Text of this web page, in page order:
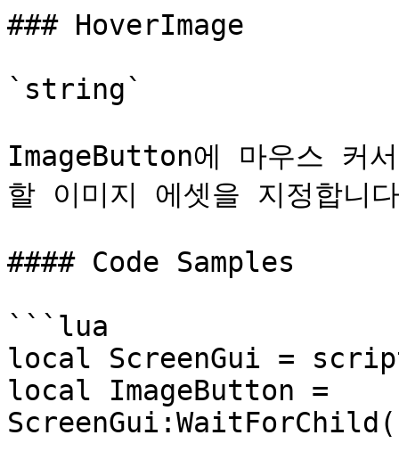
### HoverImage
`string`
ImageButton에 마우스 커
할 이미지 에셋을 지정합니
#### Code Samples
```lua
local ScreenGui =
local ImageButton =